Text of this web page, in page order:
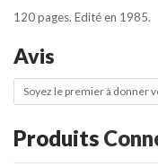
120 pages. Edité en 1985.
Avis
Soyez le premier à donner
Produits